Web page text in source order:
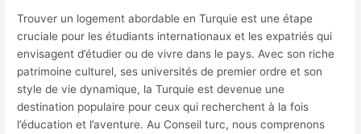
Trouver un logement abordable en Turquie est une étape
cruciale pour les étudiants internationaux et les expatriés qui
envisagent d’étudier ou de vivre dans le pays. Avec son riche
patrimoine culturel, ses universités de premier ordre et son
style de vie dynamique, la Turquie est devenue une
destination populaire pour ceux qui recherchent à la fois
l’éducation et l’aventure. Au Conseil turc, nous comprenons